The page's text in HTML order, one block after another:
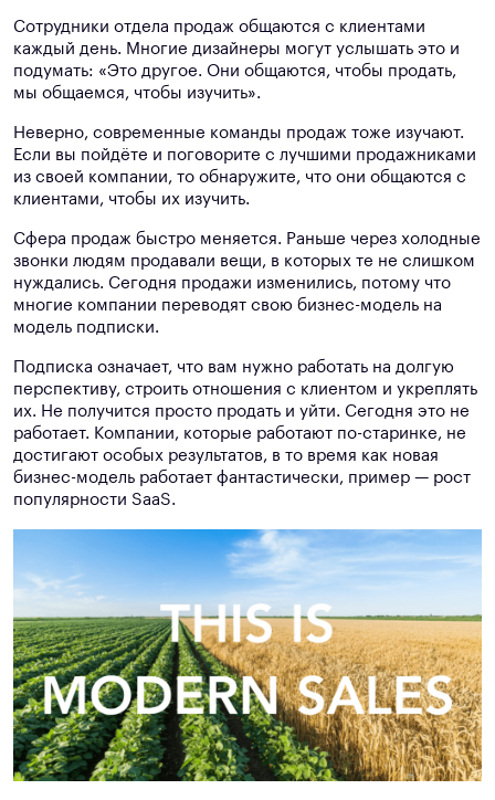
Сотрудники отдела продаж общаются с клиентами
каждый день. Многие дизайнеры могут услышать это и
подумать: «Это другое. Они общаются, чтобы продать,
мы общаемся, чтобы изучить».
Неверно, современные команды продаж тоже изучают.
Если вы пойдёте и поговорите с лучшими продажниками
из своей компании, то обнаружите, что они общаются с
клиентами, чтобы их изучить.
Сфера продаж быстро меняется. Раньше через холодные
звонки людям продавали вещи, в которых те не слишком
нуждались. Сегодня продажи изменились, потому что
многие компании переводят свою бизнес-модель на
модель подписки.
Подписка означает, что вам нужно работать на долгую
перспективу, строить отношения с клиентом и укреплять
их. Не получится просто продать и уйти. Сегодня это не
работает. Компании, которые работают по-старинке, не
достигают особых результатов, в то время как новая
бизнес-модель работает фантастически, пример — рост
популярности SaaS.